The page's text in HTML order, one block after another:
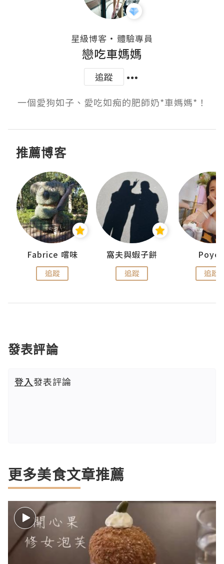
星級博客 ・ 體驗專員
戀吃車媽媽
追蹤
一個愛狗如子、愛吃如痴的肥師奶*車媽媽*！
推薦博客
Fabrice 嚐味
追蹤
窩夫與蝦子餅
追蹤 追蹤
發表評論
登入發表評論
更多美食文章推薦